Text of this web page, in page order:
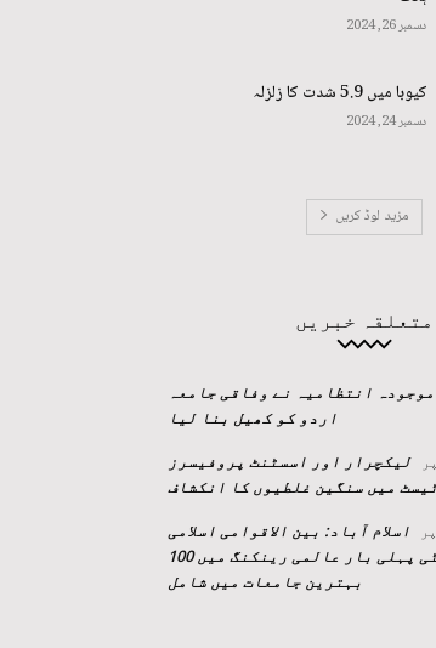
دسمبر 26, 2024
کیوبا میں 5.9 شدت کا زلزلہ
دسمبر 24, 2024
مزید لوڈ کریں
متعلقہ خبریں
موجودہ انتظامیہ نے وفاقی جامعہ
اردو کو کھیل بنا لیا
پر
لیکچرار اور اسسٹنٹ پروفیسرز
پر
اسلام آباد: بین الاقوامی اسلامی
یونیورسٹی پہلی بار عالمی رینکنگ میں 100
بہترین جامعات میں شامل